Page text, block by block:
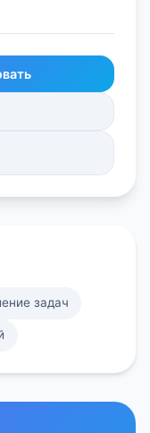
задач